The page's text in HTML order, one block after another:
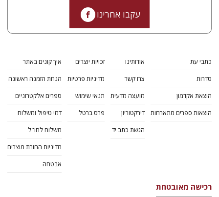
עקבו אחרינו
כתבי עת
סדרות
הוצאת אקדמון
הוצאות ספרים מתארחות
אודותינו
צרו קשר
מועצה מדעית
דירקטוריון
הגשת כתב יד
זכויות יוצרים
מדיניות פרטיות
תנאי שימוש
פרס ברטל
איך קונים באתר
הנחת הזמנה ראשונה
ספרים אלקטרוניים
דמי טיפול ומשלוח
משלוח לחו"ל
מדיניות החזרת מוצרים
אבטחה
רכישה מאובטחת